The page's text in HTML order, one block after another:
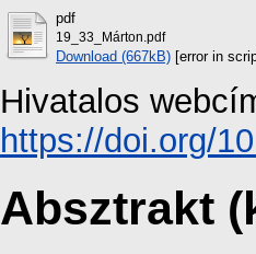
pdf
19_33_Márton.pdf
Download (667kB) [error in
Hivatalos
https://doi.org/
Absztrakt